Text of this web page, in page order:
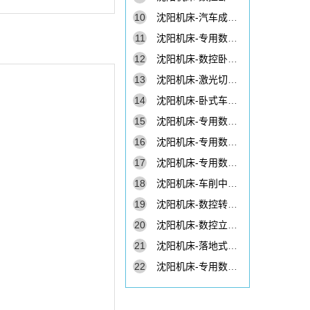
10
沈阳机床-汽车成套机床SUC8119
11
沈阳机床-专用数控机床SUC8107
12
沈阳机床-数控卧式车床CAK50j
13
沈阳机床-激光切割机SLM3015h
14
沈阳机床-卧式车床S1-170B
15
沈阳机床-专用数控机床SUC8205
16
沈阳机床-专用数控机床SUC6036
17
沈阳机床-专用数控机床SUC8216
18
沈阳机床-车削中心HTC32m
19
沈阳机床-数控转台HTK160×180
20
沈阳机床-数控立式车床VTC5060
21
沈阳机床-落地式铣镗床TPX6213
22
沈阳机床-专用数控机床SUC8108